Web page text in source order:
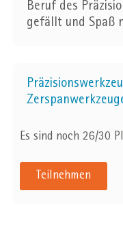
Beruf des
gefällt und Spaß
Es sind noch 26/30
Teilnehmen